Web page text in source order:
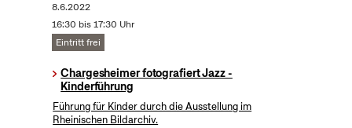
8.6.2022
16:30 bis 17:30 Uhr
Eintritt frei
Chargesheimer fotografiert Jazz -
Kinderführung
Führung für Kinder durch die Ausstellung im
Rheinischen Bildarchiv.